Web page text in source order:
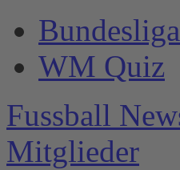
Usercentrics
Consent
Management
Platform&
WM Quiz
Fussball
Mitglieder